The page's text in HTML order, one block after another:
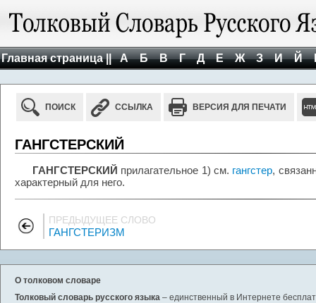
Главная страница || А Б В Г Д Е Ж З И Й
ПОИСК ССЫЛКА ВЕРСИЯ ДЛЯ ПЕЧАТИ
ГАНГСТЕРСКИЙ
ГАНГСТЕРСКИЙ прилагательное 1) см. гангстер,
характерный для него.
ПРЕДЫДУЩЕЕ СЛОВО
ГАНГСТЕРИЗМ
О толковом словаре
Толковый словарь русского языка – единственный в Интернете